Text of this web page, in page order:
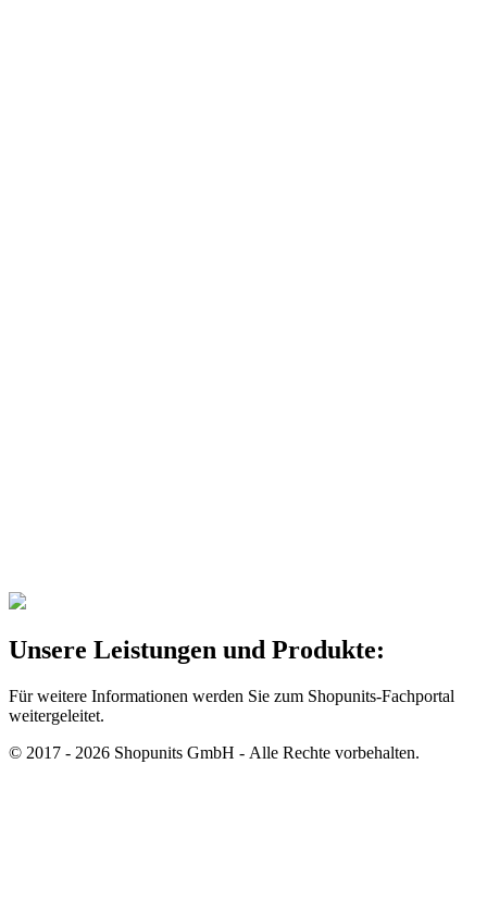
Unsere Leistungen und Produkte:
Für weitere Informationen werden Sie zum Shopunits-Fachportal
weitergeleitet.
© 2017 - 2026 Shopunits GmbH - Alle Rechte vorbehalten.